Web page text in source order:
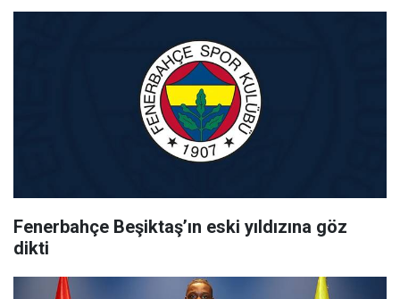
Fenerbahçe Beşiktaş’ın eski yıldızına göz
dikti